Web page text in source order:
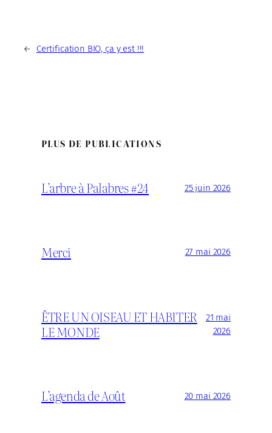
← Certification BIO, ça y est !!!
PLUS DE PUBLICATIONS
L’arbre à Palabres #24 25 juin 2026
Merci 27 mai 2026
ÊTRE UN OISEAU ET HABITER
LE MONDE
21 mai
2026
L’agenda de Août 20 mai 2026